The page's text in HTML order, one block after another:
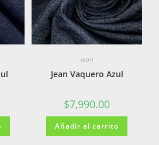
Jean
Jean Vaquero Azul
$7,990.00
Añadir al carrito